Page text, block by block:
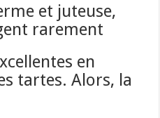
et juteuse,
rarement
en
tartes. Alors, la